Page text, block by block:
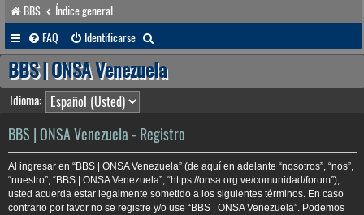
BBS
Índice general
FAQ
Identificarse
u
s
a
r
BBS | ONSA Venezuela
Idioma:
BBS | ONSA Venezuela - Registro
Al ingresar en “BBS | ONSA Venezuela” (de aquí en adelante “nosotros”, “nos”,
“nuestro”, “BBS | ONSA Venezuela”, “https://onsa.org.ve/comunidad/forum”),
usted acuerda estar legalmente sometido a los siguientes términos. En caso
contrario por favor no se registre y/o use “BBS | ONSA Venezuela”. Podemos